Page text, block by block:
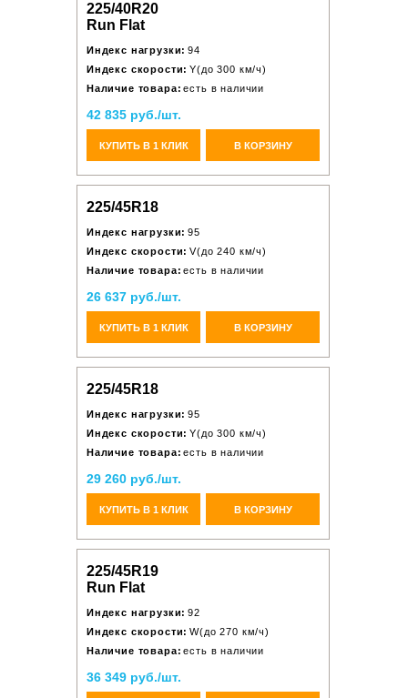
225/40R20
Run Flat
Индекс нагрузки: 94
Индекс скорости: Y(до 300 км/ч)
Наличие товара: есть в наличии
42 835 руб./шт.
КУПИТЬ В 1 КЛИК В КОРЗИНУ
225/45R18
Индекс нагрузки: 95
Индекс скорости: V(до 240 км/ч)
Наличие товара: есть в наличии
26 637 руб./шт.
КУПИТЬ В 1 КЛИК В КОРЗИНУ
225/45R18
Индекс нагрузки: 95
Индекс скорости: Y(до 300 км/ч)
Наличие товара: есть в наличии
29 260 руб./шт.
КУПИТЬ В 1 КЛИК В КОРЗИНУ
225/45R19
Run Flat
Индекс нагрузки: 92
Индекс скорости: W(до 270 км/ч)
Наличие товара: есть в наличии
36 349 руб./шт.